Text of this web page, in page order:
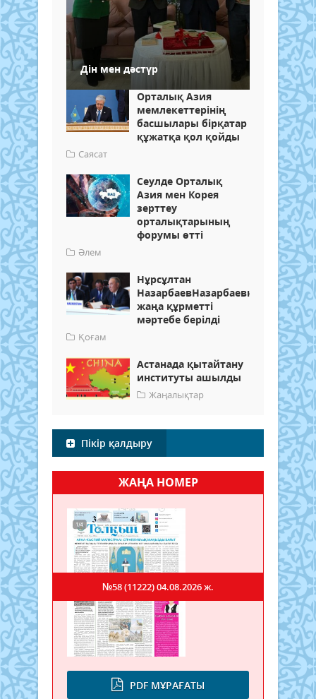
Дін мен дәстүр
Орталық Азия
мемлекеттерінің
басшылары бірқатар
құжатқа қол қойды
Саясат
Сеулде Орталық
Азия мен Корея
зерттеу
орталықтарының
форумы өтті
Әлем
Нұрсұлтан
НазарбаевНазарбаевқа
жаңа құрметті
мәртебе берілді
Қоғам
Астанада қытайтану
институты ашылды
Жаңалықтар
Пікір қалдыру
ЖАҢА НОМЕР
PDF МҰРАҒАТЫ
№58 (11222)04.08.2026 ж.